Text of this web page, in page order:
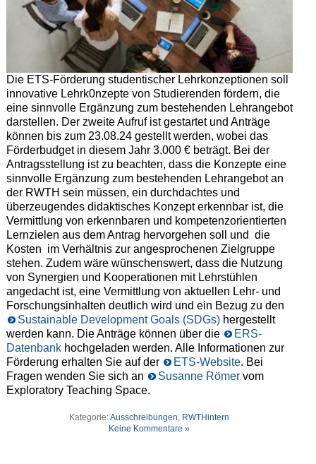
Die ETS-Förderung studentischer Lehrkonzeptionen soll
innovative Lehrk0nzepte von Studierenden fördern, die
eine sinnvolle Ergänzung zum bestehenden Lehrangebot
darstellen. Der zweite Aufruf ist gestartet und Anträge
können bis zum 23.08.24 gestellt werden, wobei das
Förderbudget in diesem Jahr 3.000 € beträgt. Bei der
Antragsstellung ist zu beachten, dass die Konzepte eine
sinnvolle Ergänzung zum bestehenden Lehrangebot an
der RWTH sein müssen, ein durchdachtes und
überzeugendes didaktisches Konzept erkennbar ist, die
Vermittlung von erkennbaren und kompetenzorientierten
Lernzielen aus dem Antrag hervorgehen soll und die
Kosten im Verhältnis zur angesprochenen Zielgruppe
stehen. Zudem wäre wünschenswert, dass die Nutzung
von Synergien und Kooperationen mit Lehrstühlen
angedacht ist, eine Vermittlung von aktuellen Lehr- und
Forschungsinhalten deutlich wird und ein Bezug zu den
Sustainable Development Goals (SDGs)hergestellt
werden kann. Die Anträge können über die
ERS-
Datenbankhochgeladen werden. Alle Informationen zur
Förderung erhalten Sie auf der
ETS-Website. Bei
Fragen wenden Sie sich an
Susanne Römervom
Exploratory Teaching Space.
Kategorie:Ausschreibungen RWTHintern
Keine Kommentare »